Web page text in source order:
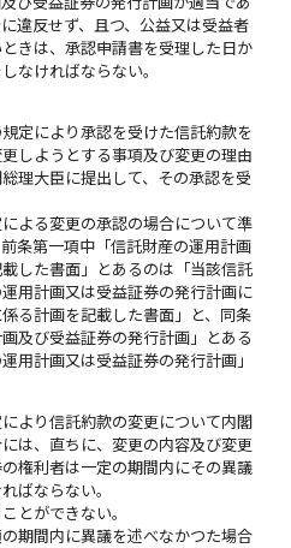
違反せず、且つ、公益又は受益者
きは、承認申請書を受理した日か
なければならない。
定により承認を受けた信託約款を
しようとする事項及び変更の理由
理大臣に提出して、その承認を受
よる変更の承認の場合について準
条第一項中「信託財産の運用計画
した書面」とあるのは「当該信託
用計画又は受益証券の発行計画に
る計画を記載した書面」と、同条
及び受益証券の発行計画」とある
用計画又は受益証券の発行計画」
より信託約款の変更について内閣
は、直ちに、変更の内容及び変更
権利者は一定の期間内にその異議
ばならない。
とができない。
期間内に異議を述べなかつた場合